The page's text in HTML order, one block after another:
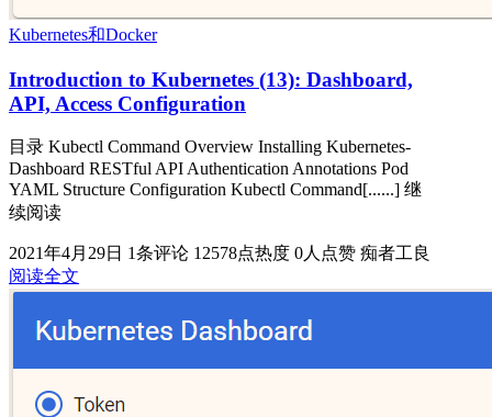
Kubernetes和Docker
Introduction to Kubernetes (13): Dashboard,
API, Access Configuration
目录 Kubectl Command Overview Installing Kubernetes-
Dashboard RESTful API Authentication Annotations Pod
YAML Structure Configuration Kubectl Command[......] 继
续阅读
2021年4月29日 1条评论 12578点热度 0人点赞 痴者工良
阅读全文